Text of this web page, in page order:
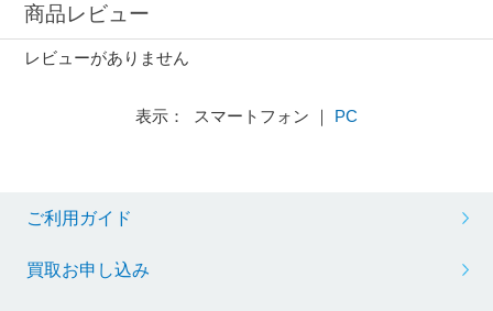
商品レビュー
レビューがありません
表示： スマートフォン ｜ PC
ご利用ガイド
買取お申し込み